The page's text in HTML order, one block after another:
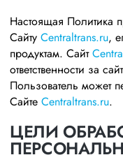
Настоящая Политика
Сайту Centraltrans.ru,
продуктам. Сайт
ответственности за
Пользователь может
Сайте Centraltrans.ru.
ЦЕЛИ